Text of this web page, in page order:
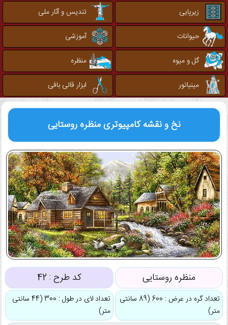
زیرپایی
تندیس و آثار ملی
حیوانات
آموزشی
گل و میوه
منظره
مینیاتور
ابزار قالی بافی
نخ و نقشه کامپیوتریمنظره روستایی
منظره روستایی کد طرح : 42
تعداد گره در عرض : 600 (89 سانتی
متر)
تعداد لای در طول : 300 (44 سانتی
متر)